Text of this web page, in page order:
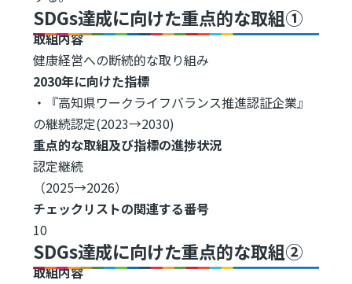
SDGs達成に向けた重点的な取組①
取組内容
健康経営への断続的な取り組み
2030年に向けた指標
・『高知県ワークライフバランス推進認証企業』
の継続認定(2023→2030)
重点的な取組及び指標の進捗状況
認定継続
（2025→2026）
チェックリストの関連する番号
10
SDGs達成に向けた重点的な取組②
取組内容